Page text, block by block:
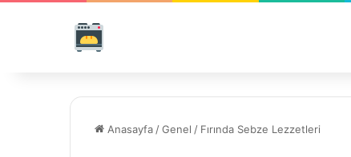
Anasayfa /Genel / Fırında Sebze Lezzetleri